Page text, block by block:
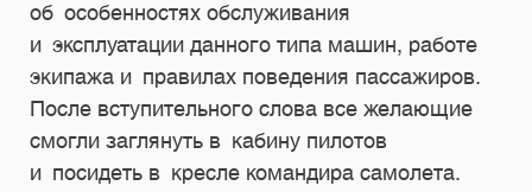
об особенностях обслуживания
и эксплуатации данного типа машин, работе
экипажа и правилах поведения пассажиров.
После вступительного слова все желающие
смогли заглянуть в кабину пилотов
и посидеть в кресле командира самолета.